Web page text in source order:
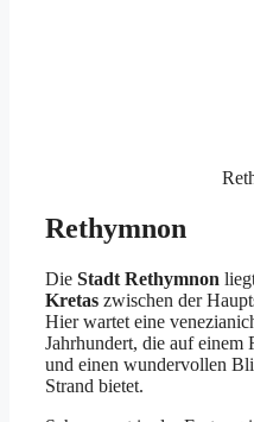
Rethymnon
Die Stadt Rethymnon
Kretas zwischen der
Hier wartet eine
Jahrhundert, die auf einem
und einen wundervollen
Strand bietet.